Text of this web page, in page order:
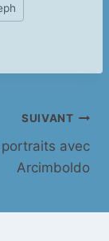
SUIVANT
avec
Arcimboldo